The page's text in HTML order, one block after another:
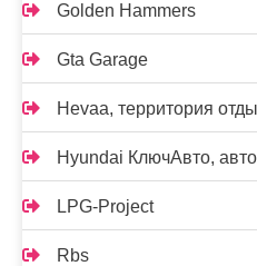
Golden Hammers
Gta Garage
Hevaa, территория
Hyundai КлючАвто,
LPG-Project
Rbs